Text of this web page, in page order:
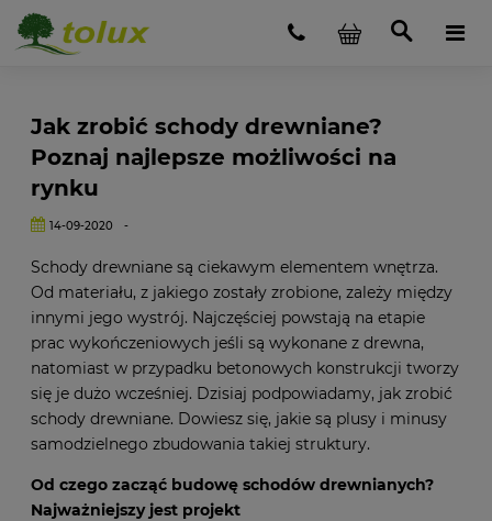
Jak zrobić schody drewniane?
Poznaj najlepsze możliwości na
rynku
14-09-2020 -
Schody drewniane są ciekawym elementem wnętrza.
Od materiału, z jakiego zostały zrobione, zależy między
innymi jego wystrój. Najczęściej powstają na etapie
prac wykończeniowych jeśli są wykonane z drewna,
natomiast w przypadku betonowych konstrukcji tworzy
się je dużo wcześniej. Dzisiaj podpowiadamy, jak zrobić
schody drewniane. Dowiesz się, jakie są plusy i minusy
samodzielnego zbudowania takiej struktury.
Od czego zacząć budowę schodów drewnianych?
Najważniejszy jest projekt